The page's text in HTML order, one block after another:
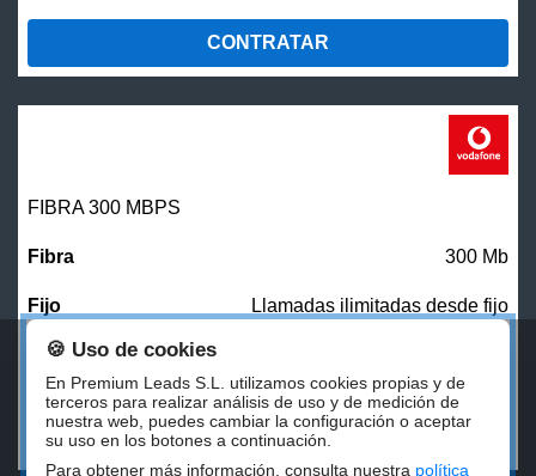
CONTRATAR
FIBRA 300 MBPS
300 Mb
Llamadas ilimitadas desde fijo
27,00 €/mes
CONTRATAR
🍪 Uso de cookies
En Premium Leads S.L. utilizamos cookies propias y de
terceros para realizar análisis de uso y de medición de
nuestra web, puedes cambiar la configuración o aceptar
su uso en los botones a continuación.
Para obtener más información, consulta nuestra política